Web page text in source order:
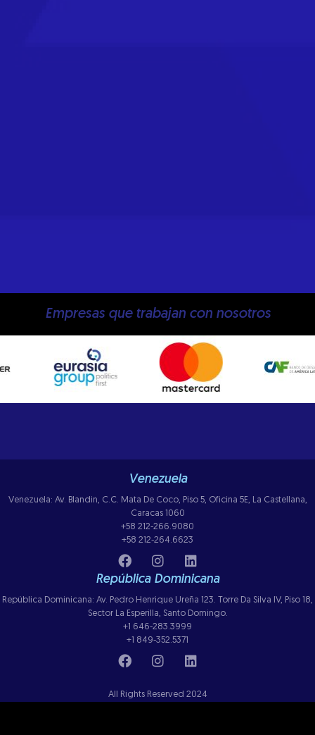
Empresas que trabajan con nosotros
Venezuela
Venezuela: Av. Blandin, C.C. Mata De Coco, Piso 5, Oficina 5E, La Castellana,
Caracas 1060
+58 212-266.9080
+58 212-264.6623
República Dominicana
República Dominicana: Av. Pedro Henrique Ureña 123. Torre Da Silva IV, Piso 18,
Sector La Esperilla, Santo Domingo.
+1 646-283.3999
+1 849-352.5371
All Rights Reserved 2024